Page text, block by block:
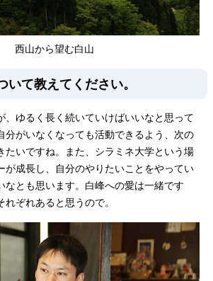
西山から望む白山
いて教えてください。
、ゆるく長く続いていけばいいなと思って
分がいなくなっても活動できるよう、次の
たいですね。また、シラミネ大学という場
が成長し、自分のやりたいことをやってい
なとも思います。白峰への愛は一緒です
ぞれあると思うので。